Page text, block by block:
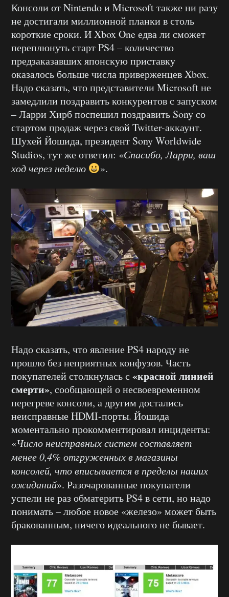
Консоли от Nintendo и Microsoft также ни разу
не достигали миллионной планки в столь
короткие сроки. И Xbox One едва ли сможет
переплюнуть старт PS4 – количество
предзаказавших японскую приставку
оказалось больше числа приверженцев Xbox.
Надо сказать, что представители Microsoft не
замедлили поздравить конкурентов с запуском
– Ларри Хирб поспешил поздравить Sony со
стартом продаж через свой Twitter-аккаунт.
Шухей Йошида, президент Sony Worldwide
Studios, тут же ответил: «Спасибо, Ларри, ваш
ход через неделю
».
Надо сказать, что явление PS4 народу не
прошло без неприятных конфузов. Часть
покупателей столкнулась с «красной линией
смерти», сообщающей о несвоевременном
перегреве консоли, а другим достались
неисправные HDMI-порты. Йошида
моментально прокомментировал инциденты:
«Число неисправных систем составляет
менее 0,4% отгруженных в магазины
консолей, что вписывается в пределы наших
ожиданий». Разочарованные покупатели
успели не раз обматерить PS4 в сети, но надо
понимать – любое новое «железо» может быть
бракованным, ничего идеального не бывает.